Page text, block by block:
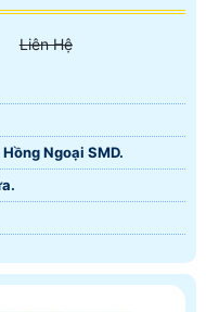
Liên Hệ
Ngoại SMD.